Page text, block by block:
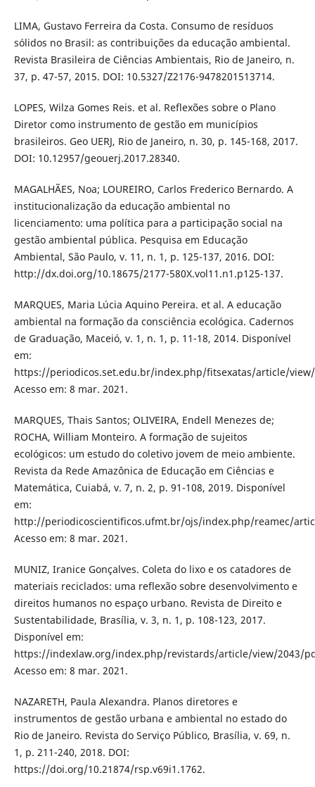
LIMA, Gustavo Ferreira da Costa. Consumo de resíduos
sólidos no Brasil: as contribuições da educação ambiental.
Revista Brasileira de Ciências Ambientais, Rio de Janeiro, n.
37, p. 47-57, 2015. DOI: 10.5327/Z2176-9478201513714.
LOPES, Wilza Gomes Reis. et al. Reflexões sobre o Plano
Diretor como instrumento de gestão em municípios
brasileiros. Geo UERJ, Rio de Janeiro, n. 30, p. 145-168, 2017.
DOI: 10.12957/geouerj.2017.28340.
MAGALHÃES, Noa; LOUREIRO, Carlos Frederico Bernardo. A
institucionalização da educação ambiental no
licenciamento: uma política para a participação social na
gestão ambiental pública. Pesquisa em Educação
Ambiental, São Paulo, v. 11, n. 1, p. 125-137, 2016. DOI:
http://dx.doi.org/10.18675/2177-580X.vol11.n1.p125-137.
MARQUES, Maria Lúcia Aquino Pereira. et al. A educação
ambiental na formação da consciência ecológica. Cadernos
de Graduação, Maceió, v. 1, n. 1, p. 11-18, 2014. Disponível
em:
https://periodicos.set.edu.br/index.php/fitsexatas/article/
Acesso em: 8 mar. 2021.
MARQUES, Thais Santos; OLIVEIRA, Endell Menezes de;
ROCHA, William Monteiro. A formação de sujeitos
ecológicos: um estudo do coletivo jovem de meio ambiente.
Revista da Rede Amazônica de Educação em Ciências e
Matemática, Cuiabá, v. 7, n. 2, p. 91-108, 2019. Disponível
em:
http://periodicoscientificos.ufmt.br/ojs/index.php/reamec/
Acesso em: 8 mar. 2021.
MUNIZ, Iranice Gonçalves. Coleta do lixo e os catadores de
materiais reciclados: uma reflexão sobre desenvolvimento e
direitos humanos no espaço urbano. Revista de Direito e
Sustentabilidade, Brasília, v. 3, n. 1, p. 108-123, 2017.
Disponível em:
https://indexlaw.org/index.php/revistards/article/view/2043/
Acesso em: 8 mar. 2021.
NAZARETH, Paula Alexandra. Planos diretores e
instrumentos de gestão urbana e ambiental no estado do
Rio de Janeiro. Revista do Serviço Público, Brasília, v. 69, n.
1, p. 211-240, 2018. DOI:
https://doi.org/10.21874/rsp.v69i1.1762.